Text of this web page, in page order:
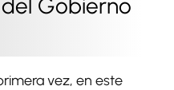
Gobierno
vez, en este